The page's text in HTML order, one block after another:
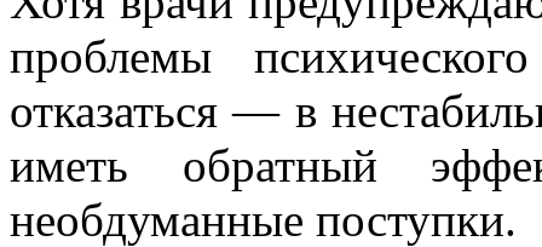
проблемы
отказаться — в
иметь обратный
необдуманные поступки.